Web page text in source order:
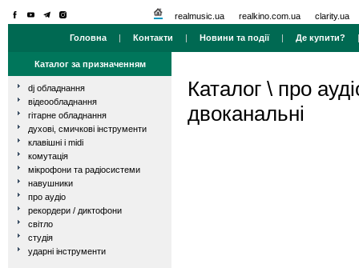
realmusic.ua realkino.com.ua clarity.ua
Головна | Контакти | Новини та події| Де купити?
Каталог за призначенням
dj обладнання
відеообладнання
гітарне обладнання
духові, смичкові інструменти
клавішні і midi
комутація
мікрофони та радіосистеми
навушники
про аудіо
рекордери / диктофони
світло
студія
ударні інструменти
Каталог \ про
двоканальні